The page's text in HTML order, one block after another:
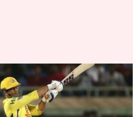
ధోని..
10, 2023 01:42 pm